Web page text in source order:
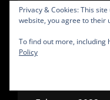
July 2022
April 2022
Privacy & Cookies: This
website, you agree to their
To find out more, including
Policy